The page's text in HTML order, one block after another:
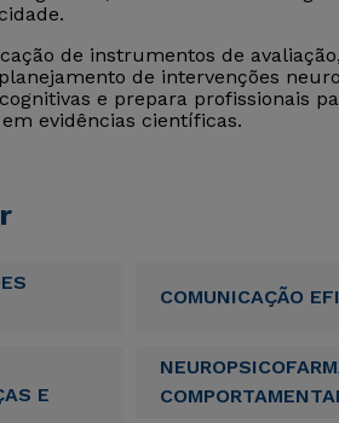
de instrumentos de
de intervenções
e prepara profissionais
evidências científicas.
COMUNICAÇÃO
E